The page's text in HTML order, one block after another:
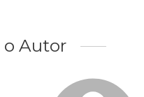
o Autor